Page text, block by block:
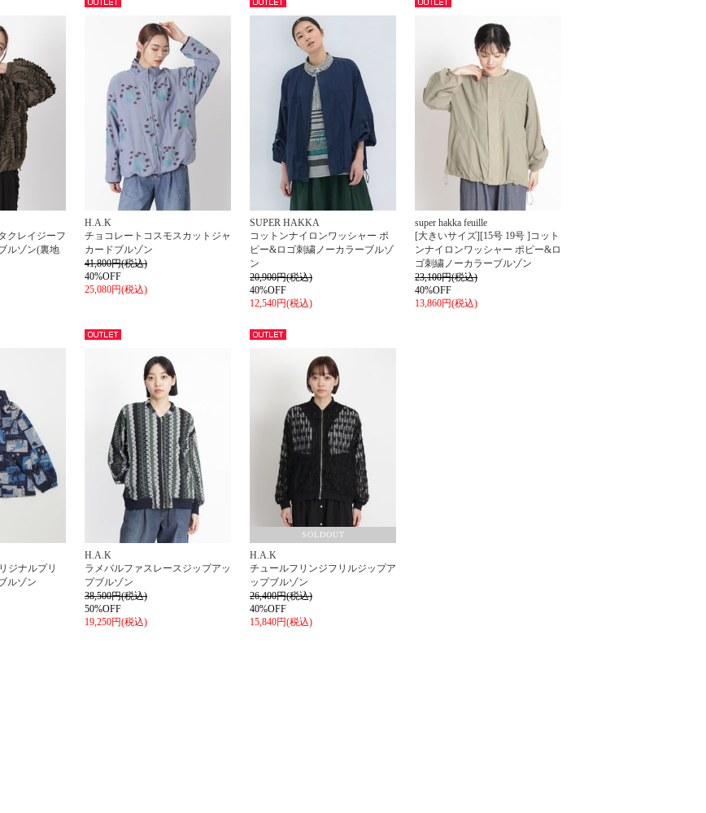
クレイジーフ
ルゾン(裏地
H.A.K
チョコレートコスモスカットジャ
カードブルゾン
41,800円(税込)
40%OFF
25,080円(税込)
アウト
SUPER HAKKA
コットンナイロンワッシャー ポ
ピー&ロゴ刺繍ノーカラーブルゾ
ン
20,900円(税込)
40%OFF
12,540円(税込)
super hakka feuille
[大きいサイズ][15号 19号 ]コット
ンナイロンワッシャー ポピー&ロ
ゴ刺繍ノーカラーブルゾン
23,100円(税込)
40%OFF
13,860円(税込)
ジナルプリ
ルゾン
H.A.K
ラメバルファスレースジップアッ
プブルゾン
38,500円(税込)
50%OFF
19,250円(税込)
SOLDOUT
H.A.K
チュールフリンジフリルジップア
ップブルゾン
26,400円(税込)
40%OFF
15,840円(税込)